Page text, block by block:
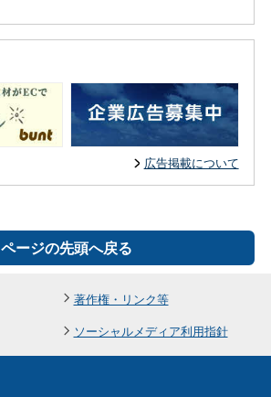
広告掲載について
ページの先頭へ戻る
著作権・リンク等
ソーシャルメディア利用指針